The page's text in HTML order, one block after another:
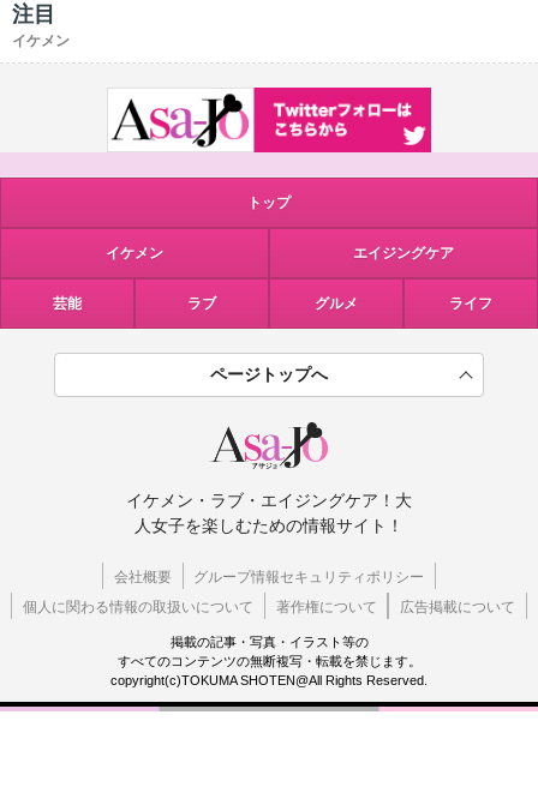
注目
イケメン
トップ
イケメン エイジングケア
芸能 ラブ グルメ ライフ
ページトップへ
イケメン・ラブ・エイジングケア！大
人女子を楽しむための情報サイト！
会社概要
グループ情報セキュリティポリシー
個人に関わる情報の取扱いについて
著作権について 広告掲載について
掲載の記事・写真・イラスト等の
すべてのコンテンツの無断複写・転載を禁じます。
copyright(c)TOKUMA SHOTEN@All Rights Reserved.